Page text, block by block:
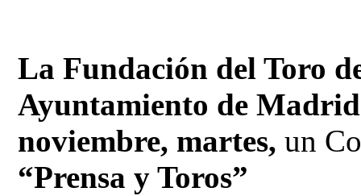
La Fundación del Toro
Ayuntamiento de Madrid
noviembre, martes,un
“Prensa y Toros”